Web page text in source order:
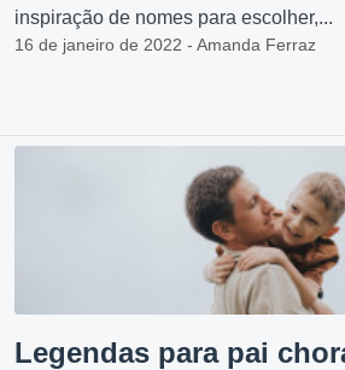
inspiração de nomes para escolher,...
16 de janeiro de 2022 - Amanda Ferraz
Legendas para pai